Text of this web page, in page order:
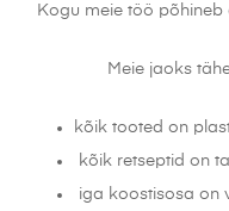
Kogu meie töö põhineb
Meie jaoks
kõik tooted on
kõik retseptid on
iga koostisosa on